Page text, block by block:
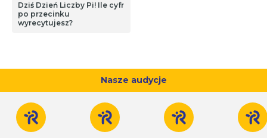
Dziś Dzień Liczby Pi! Ile cyfr
po przecinku
wyrecytujesz?
Nasze audycje